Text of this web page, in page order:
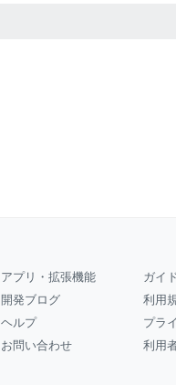
アプリ・拡張機能
開発ブログ
ヘルプ
お問い合わせ
ガイ
利用
プラ
利用